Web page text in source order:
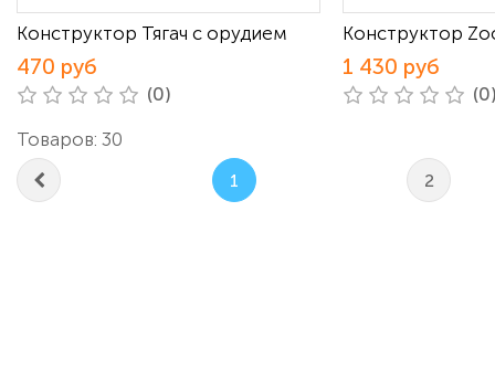
Конструктор Тягач с орудием
470 руб
(0)
Конструктор
1 430 руб
Товаров: 30
1 2